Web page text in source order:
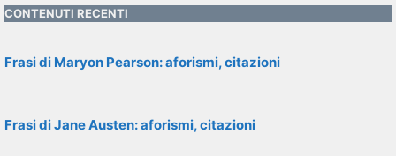
CONTENUTI RECENTI
Frasi di Maryon Pearson: aforismi, citazioni
Frasi di Jane Austen: aforismi, citazioni